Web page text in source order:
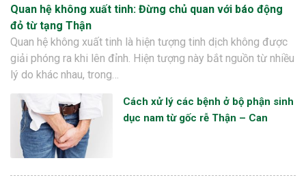
Quan hệ không xuất tinh: Đừng chủ quan với báo động
đỏ từ tạng Thận
Quan hệ không xuất tinh là hiện tượng tinh dịch không được
giải phóng ra khi lên đỉnh. Hiện tượng này bắt nguồn từ nhiều
lý do khác nhau, trong…
Cách xử lý các bệnh ở bộ phận sinh
dục nam từ gốc rễ Thận – Can